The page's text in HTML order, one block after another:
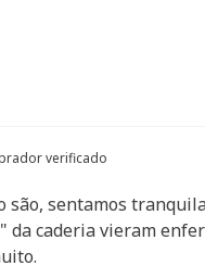
verificado
sentamos
caderia vieram